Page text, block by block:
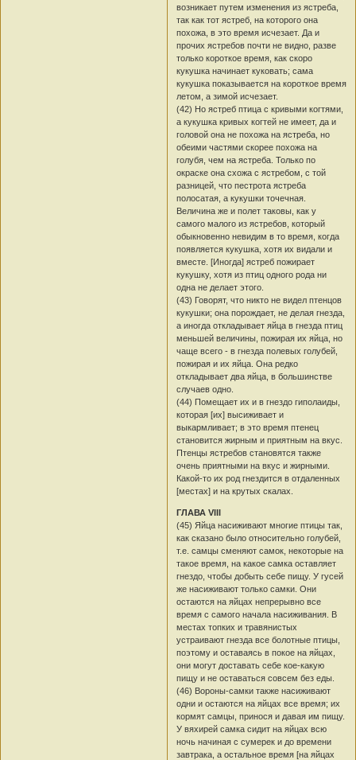
возникает путем изменения из ястреба,
так как тот ястреб, на которого она
похожа, в это время исчезает. Да и
прочих ястребов почти не видно, разве
только короткое время, как скоро
кукушка начинает куковать; сама
кукушка показывается на короткое время
летом, а зимой исчезает.
(42) Но ястреб птица с кривыми когтями,
а кукушка кривых когтей не имеет, да и
головой она не похожа на ястреба, но
обеими частями скорее похожа на
голубя, чем на ястреба. Только по
окраске она схожа с ястребом, с той
разницей, что пестрота ястреба
полосатая, а кукушки точечная.
Величина же и полет таковы, как у
самого малого из ястребов, который
обыкновенно невидим в то время, когда
появляется кукушка, хотя их видали и
вместе. [Иногда] ястреб пожирает
кукушку, хотя из птиц одного рода ни
одна не делает этого.
(43) Говорят, что никто не видел птенцов
кукушки; она порождает, не делая гнезда,
а иногда откладывает яйца в гнезда птиц
меньшей величины, пожирая их яйца, но
чаще всего - в гнезда полевых голубей,
пожирая и их яйца. Она редко
откладывает два яйца, в большинстве
случаев одно.
(44) Помещает их и в гнездо гиполаиды,
которая [их] высиживает и
выкармливает; в это время птенец
становится жирным и приятным на вкус.
Птенцы ястребов становятся также
очень приятными на вкус и жирными.
Какой-то их род гнездится в отдаленных
[местах] и на крутых скалах.
ГЛАВА VIII
(45) Яйца насиживают многие птицы так,
как сказано было относительно голубей,
т.е. самцы сменяют самок, некоторые на
такое время, на какое самка оставляет
гнездо, чтобы добыть себе пищу. У гусей
же насиживают только самки. Они
остаются на яйцах непрерывно все
время с самого начала насиживания. В
местах топких и травянистых
устраивают гнезда все болотные птицы,
поэтому и оставаясь в покое на яйцах,
они могут доставать себе кое-какую
пищу и не оставаться совсем без еды.
(46) Вороны-самки также насиживают
одни и остаются на яйцах все время; их
кормят самцы, принося и давая им пищу.
У вяхирей самка сидит на яйцах всю
ночь начиная с сумерек и до времени
завтрака, а остальное время [на яйцах